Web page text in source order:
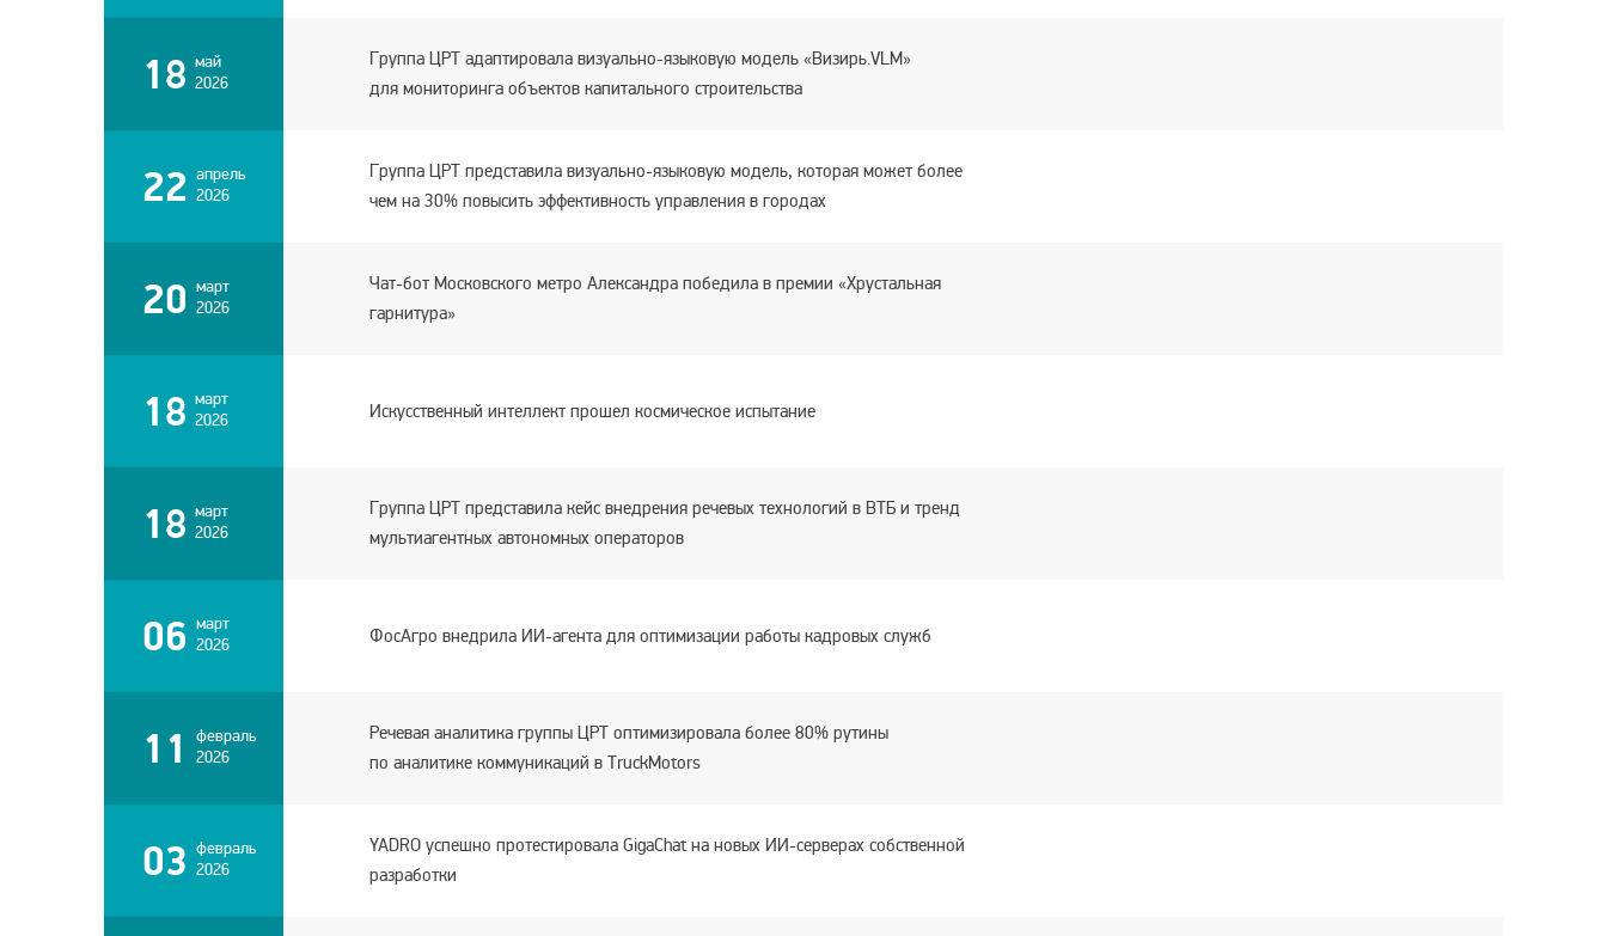
18 май
2026
Группа ЦРТ адаптировала визуально-языковую модель «Визирь.VLM»
для мониторинга объектов капитального строительства
22 апрель
2026
Группа ЦРТ представила визуально-языковую модель, которая может более
чем на 30% повысить эффективность управления в городах
20 март
2026
Чат-бот Московского метро Александра победила в премии «Хрустальная
гарнитура»
18 март
2026
Искусственный интеллект прошел космическое испытание
18 март
2026
Группа ЦРТ представила кейс внедрения речевых технологий в ВТБ и тренд
мультиагентных автономных операторов
06 март
2026
ФосАгро внедрила ИИ-агента для оптимизации работы кадровых служб
11
февраль
2026
Речевая аналитика группы ЦРТ оптимизировала более 80% рутины
по аналитике коммуникаций в TruckMotors
03 февраль
2026
YADRO успешно протестировала GigaChat на новых ИИ-серверах собственной
разработки